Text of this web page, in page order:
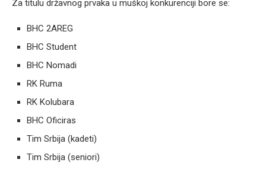
Za titulu državnog prvaka u muškoj konkurenciji bore se:
BHC 2AREG
BHC Student
BHC Nomadi
RK Ruma
RK Kolubara
BHC Oficiras
Tim Srbija (kadeti)
Tim Srbija (seniori)